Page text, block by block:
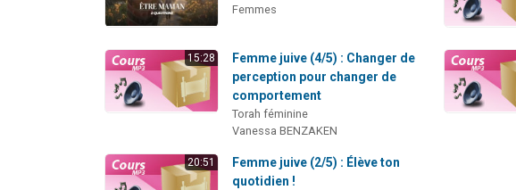
Femmes
15:28
Femme juive (4/5) : Changer de
perception pour changer de
comportement
Torah féminine
Vanessa BENZAKEN
20:51
Femme juive (2/5) : Élève ton
quotidien !